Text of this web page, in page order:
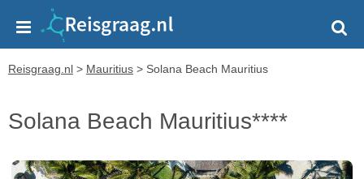
Reisgraag.nl > Mauritius > Solana Beach Mauritius
Solana Beach Mauritius****